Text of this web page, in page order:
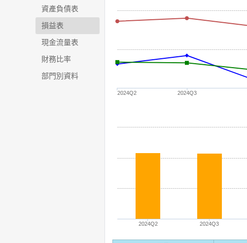
資產負債表
損益表
現金流量表
財務比率
部門別資料
2024Q2 2024Q3
2024Q2 2024Q3